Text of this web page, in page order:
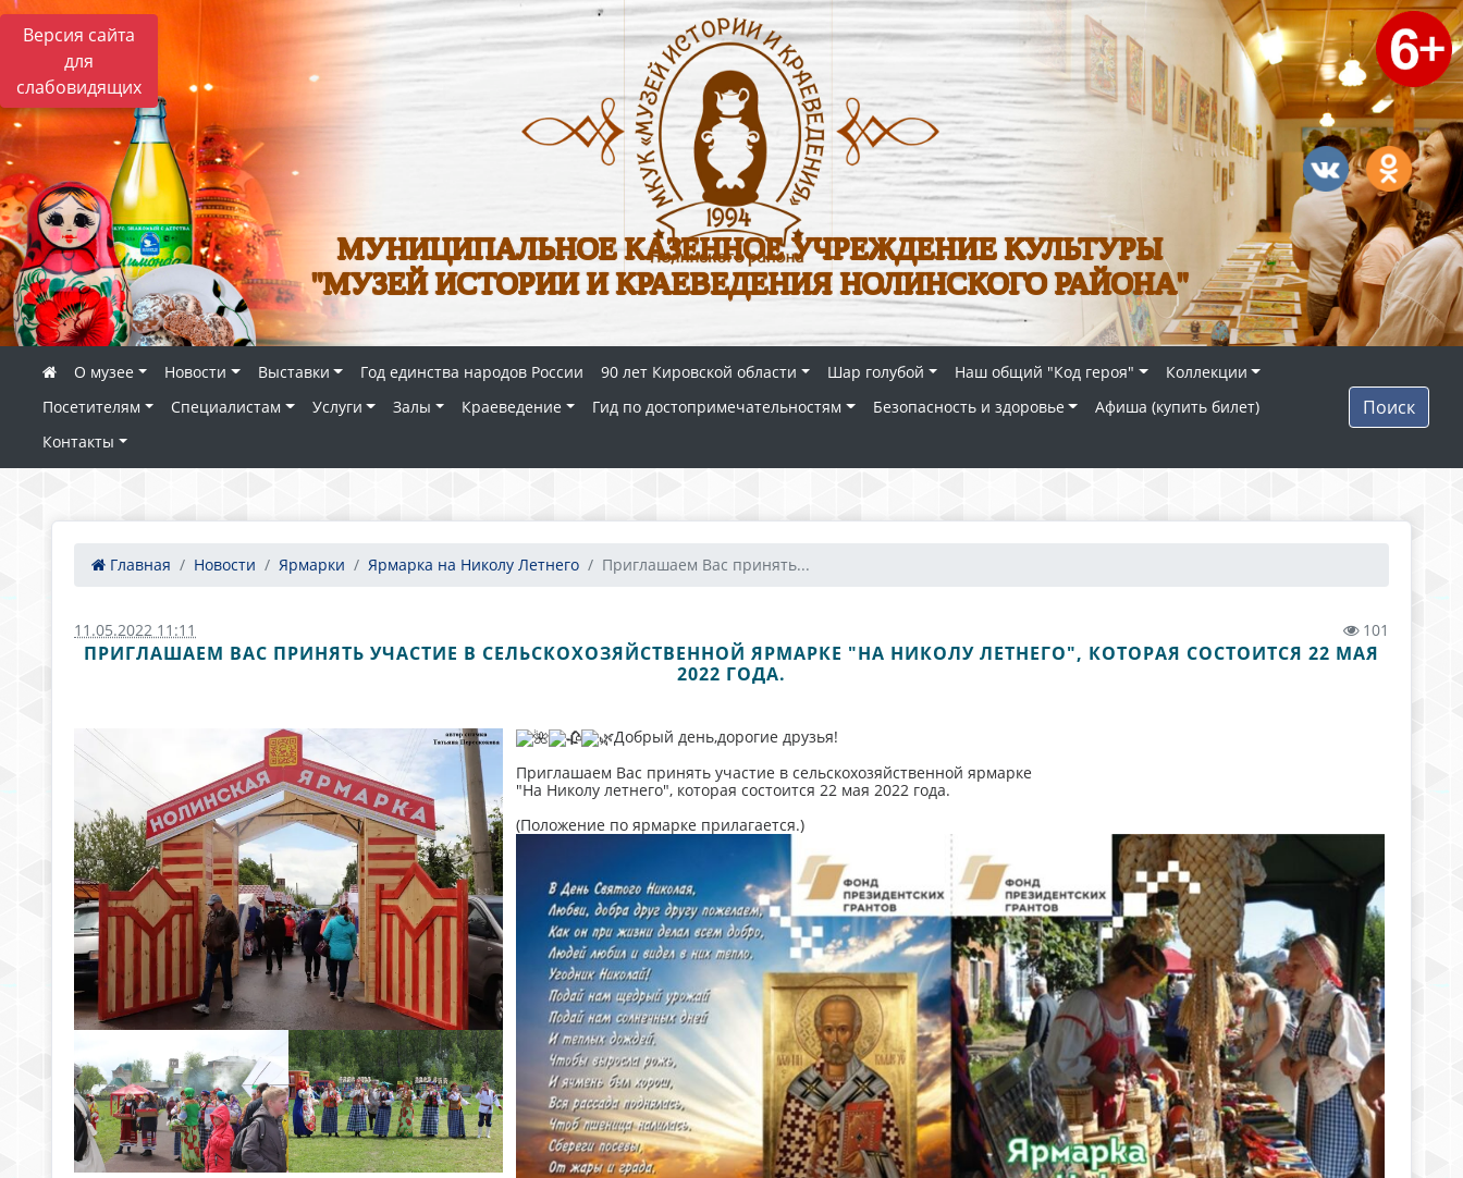
Версия сайта
для
слабовидящих
МУНИЦИПАЛЬНОЕ КАЗЕННОЕ УЧРЕЖДЕНИЕ КУЛЬТУРЫ
"МУЗЕЙ ИСТОРИИ И КРАЕВЕДЕНИЯ НОЛИНСКОГО РАЙОНА"
О музее Новости Выставки Год единства народов России 90 лет Кировской области Шар голубой Наш общий "Код героя"
Коллекции
Посетителям
Специалистам Услуги Залы Краеведение Гид по достопримечательностям Безопасность и здоровье
Афиша (купить билет)
Контакты
Поиск
Главная Новости Ярмарки Ярмарка на Николу Летнего Приглашаем Вас принять...
11.05.2022 11:11 101
ПРИГЛАШАЕМ ВАС ПРИНЯТЬ УЧАСТИЕ В СЕЛЬСКОХОЗЯЙСТВЕННОЙ ЯРМАРКЕ "НА НИКОЛУ ЛЕТНЕГО", КОТОРАЯ СОСТОИТСЯ 22 МАЯ
2022 ГОДА.
Добрый день,дорогие друзья!
Приглашаем Вас принять участие в сельскохозяйственной ярмарке
"На Николу летнего", которая состоится 22 мая 2022 года.
(Положение по ярмарке прилагается.)